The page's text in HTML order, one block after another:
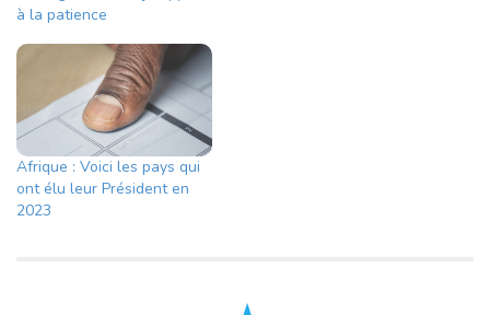
à la patience
Afrique : Voici les pays qui
ont élu leur Président en
2023